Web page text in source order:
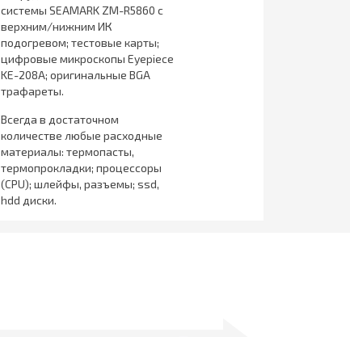
системы SEAMARK ZM-R5860 с
верхним/нижним ИК
подогревом; тестовые карты;
цифровые микроскопы Eyepiece
KE-208A; оригинальные BGA
трафареты.
Всегда в достаточном
количестве любые расходные
материалы: термопасты,
термопрокладки; процессоры
(CPU); шлейфы, разъемы; ssd,
hdd диски.